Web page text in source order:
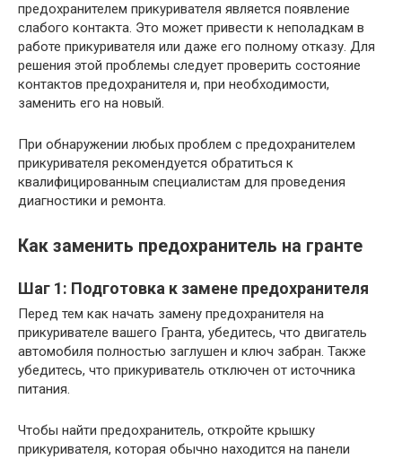
предохранителем прикуривателя является появление
слабого контакта. Это может привести к неполадкам в
работе прикуривателя или даже его полному отказу. Для
решения этой проблемы следует проверить состояние
контактов предохранителя и, при необходимости,
заменить его на новый.
При обнаружении любых проблем с предохранителем
прикуривателя рекомендуется обратиться к
квалифицированным специалистам для проведения
диагностики и ремонта.
Как заменить предохранитель на гранте
Шаг 1: Подготовка к замене предохранителя
Перед тем как начать замену предохранителя на
прикуривателе вашего Гранта, убедитесь, что двигатель
автомобиля полностью заглушен и ключ забран. Также
убедитесь, что прикуриватель отключен от источника
питания.
Чтобы найти предохранитель, откройте крышку
прикуривателя, которая обычно находится на панели